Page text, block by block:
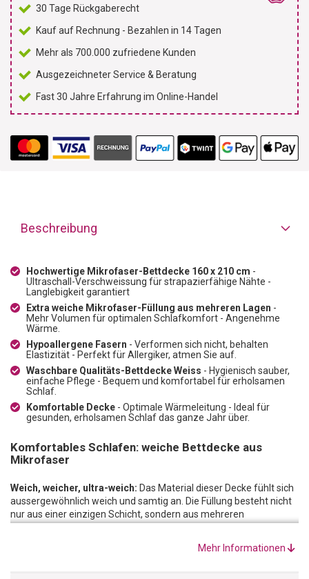
30 Tage Rückgaberecht
Kauf auf Rechnung - Bezahlen in 14 Tagen
Mehr als 700.000 zufriedene Kunden
Ausgezeichneter Service & Beratung
Fast 30 Jahre Erfahrung im Online-Handel
Beschreibung
Hochwertige Mikrofaser-Bettdecke 160 x 210 cm -
Ultraschall-Verschweissung für strapazierfähige Nähte -
Langlebigkeit garantiert
Extra weiche Mikrofaser-Füllung aus mehreren Lagen -
Mehr Volumen für optimalen Schlafkomfort - Angenehme
Wärme.
Hypoallergene Fasern - Verformen sich nicht, behalten
Elastizität - Perfekt für Allergiker, atmen Sie auf.
Waschbare Qualitäts-Bettdecke Weiss - Hygienisch sauber,
einfache Pflege - Bequem und komfortabel für erholsamen
Schlaf.
Komfortable Decke - Optimale Wärmeleitung - Ideal für
gesunden, erholsamen Schlaf das ganze Jahr über.
Komfortables Schlafen: weiche Bettdecke aus
Mikrofaser
Weich, weicher, ultra-weich: Das Material dieser Decke fühlt sich
aussergewöhnlich weich und samtig an. Die Füllung besteht nicht
nur aus einer einzigen Schicht, sondern aus mehreren
komfortable Bettdecke, die gleichzeitig für eine optimale
Mehr Informationen